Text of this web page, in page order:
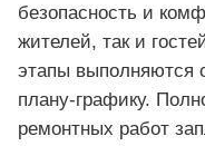
безопасность и
жителей, так и
этапы выполняются
плану-графику.
ремонтных работ